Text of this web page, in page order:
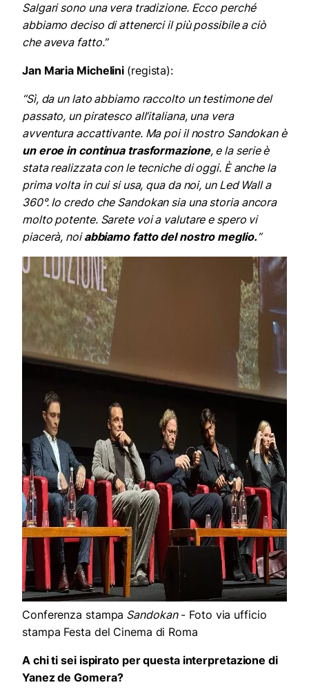
Salgari sono una vera tradizione. Ecco perché
abbiamo deciso di attenerci il più possibile a ciò
che aveva fatto.”
Jan Maria Michelini (regista):
“Sì, da un lato abbiamo raccolto un testimone del
passato, un piratesco all’italiana, una vera
avventura accattivante. Ma poi il nostro Sandokan è
un eroe in continua trasformazione, e la serie è
stata realizzata con le tecniche di oggi. È anche la
prima volta in cui si usa, qua da noi, un Led Wall a
360°. Io credo che Sandokan sia una storia ancora
molto potente. Sarete voi a valutare e spero vi
piacerà, noiabbiamo fatto del nostro meglio.”
Conferenza stampa Sandokan- Foto via ufficio
stampa Festa del Cinema di Roma
A chi ti sei ispirato per questa interpretazione di
Yanez de Gomera?